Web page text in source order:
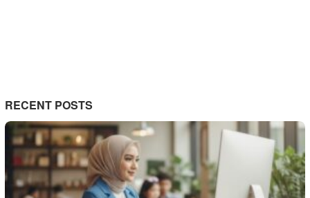
RECENT POSTS